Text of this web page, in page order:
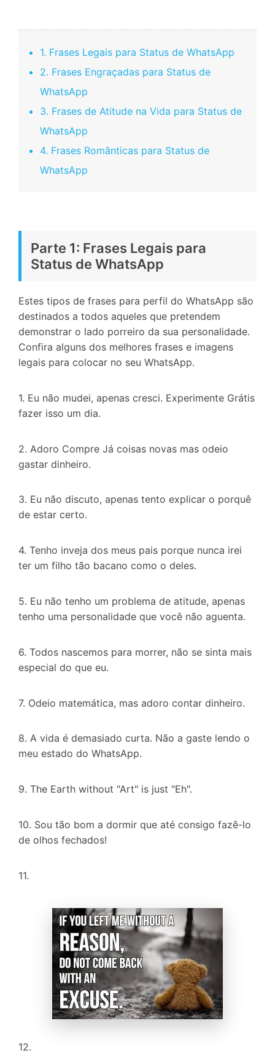
1. Frases Legais para Status de WhatsApp
2. Frases Engraçadas para Status de
WhatsApp
3. Frases de Atitude na Vida para Status de
WhatsApp
4. Frases Românticas para Status de
WhatsApp
Parte 1: Frases Legais para
Status de WhatsApp
Estes tipos de frases para perfil do WhatsApp são
destinados a todos aqueles que pretendem
demonstrar o lado porreiro da sua personalidade.
Confira alguns dos melhores frases e imagens
legais para colocar no seu WhatsApp.
1. Eu não mudei, apenas cresci. Experimente Grátis
fazer isso um dia.
2. Adoro Compre Já coisas novas mas odeio
gastar dinheiro.
3. Eu não discuto, apenas tento explicar o porquê
de estar certo.
4. Tenho inveja dos meus pais porque nunca irei
ter um filho tão bacano como o deles.
5. Eu não tenho um problema de atitude, apenas
tenho uma personalidade que você não aguenta.
6. Todos nascemos para morrer, não se sinta mais
especial do que eu.
7. Odeio matemática, mas adoro contar dinheiro.
8. A vida é demasiado curta. Não a gaste lendo o
meu estado do WhatsApp.
9. The Earth without "Art" is just "Eh".
10. Sou tão bom a dormir que até consigo fazê-lo
de olhos fechados!
11.
12.